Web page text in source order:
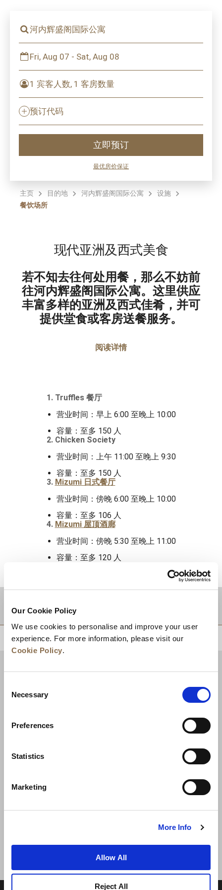
Our Cookie Policy
We use cookies to personalise and improve your user
experience. For more information, please visit our
Cookie Policy.
Selection
Necessary
Preferences
Statistics
Marketing
More Info
Allow All
Reject All
河内辉盛阁国际公寓
Fri, Aug 07 - Sat, Aug 08
1 宾客人数, 1 客房数量
预订代码
立即预订
最优房价保证
主页 目的地 河内辉盛阁国际公寓
设施
餐饮场所
现代亚洲及西式美食
若不知去往何处用餐，那么不妨前
往河内辉盛阁国际公寓。这里供应
丰富多样的亚洲及西式佳肴，并可
提供堂食或客房送餐服务。
阅读详情
1. Truffles 餐厅
营业时间：早上 6:00 至晚上 10:00
容量：至多 150 人
2. Chicken Society
营业时间：上午 11:00 至晚上 9:30
容量：至多 150 人
3. Mizumi 日式餐厅
营业时间：傍晚 6:00 至晚上 10:00
容量：至多 106 人
4. Mizumi 屋顶酒廊
营业时间：傍晚 5:30 至晚上 11:00
容量：至多 120 人
目的地